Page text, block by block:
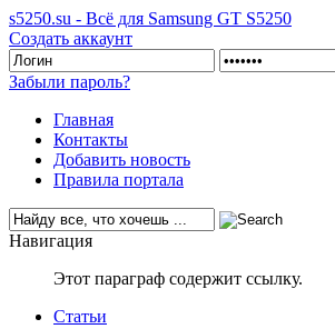
s5250.su - Всё для Samsung GT S5250
Создать аккаунт
Забыли пароль?
Главная
Контакты
Добавить новость
Правила портала
Навигация
Этот параграф содержит ссылку.
Статьи